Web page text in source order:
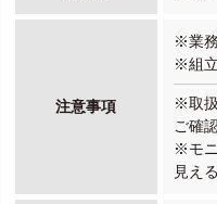
注意事項
※業務
※組立
※取
ご確
※モ
見え